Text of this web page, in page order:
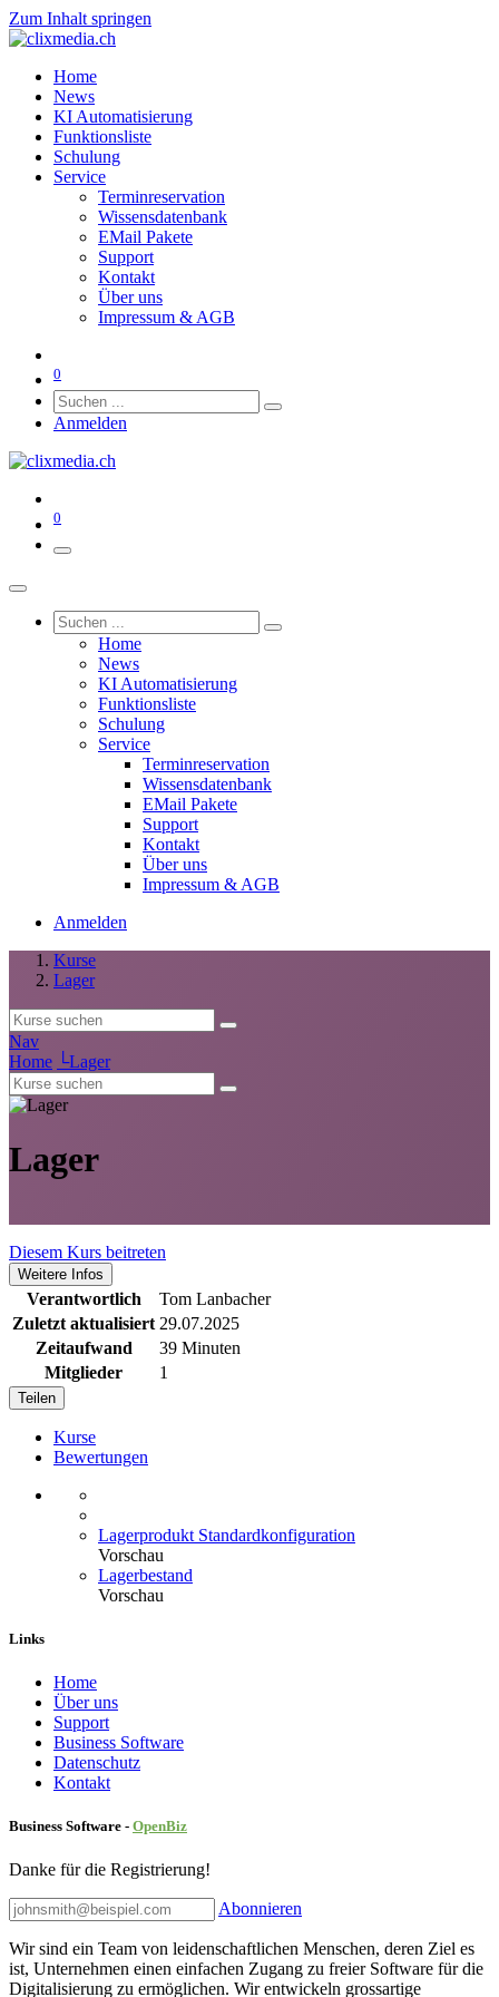
Zum Inhalt springen
Home
News
KI Automatisierung
Funktionsliste
Schulung
Service
Terminreservation
Wissensdatenbank
EMail Pakete
Support
Kontakt
Über uns
Impressum & AGB
0
Anmelden
0
Home
News
KI Automatisierung
Funktionsliste
Schulung
Service
Terminreservation
Wissensdatenbank
EMail Pakete
Support
Kontakt
Über uns
Impressum & AGB
Anmelden
Kurse
Lager
Nav
Home └Lager
Lager
Diesem Kurs beitreten
Weitere Infos
Verantwortlich
Tom Lanbacher
Zuletzt aktualisiert 29.07.2025
Zeitaufwand
39 Minuten
Mitglieder
1
Teilen
Kurse
Bewertungen
Lagerprodukt Standardkonfiguration
Vorschau
Lagerbestand
Vorschau
Links
Home
Über uns
Sup​port
Business Software
Datenschutz
Kontakt
Business Software - OpenBiz
Danke für die Registrierung!
Abonnieren
Wir sind ein Team von leidenschaftlichen Menschen, deren Ziel es
ist, Unternehmen einen einfachen Zugang zu freier Software für die
Digitalisierung zu ermöglichen. Wir entwickeln grossartige